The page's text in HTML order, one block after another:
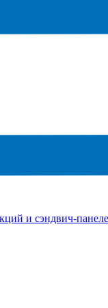
и сэндвич-